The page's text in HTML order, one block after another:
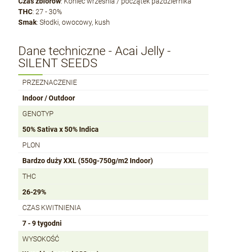
THC: 27 - 30%
Smak: Słodki, owocowy, kush
Dane techniczne - Acai Jelly -
SILENT SEEDS
PRZEZNACZENIE
Indoor / Outdoor
GENOTYP
50% Sativa x 50% Indica
PLON
Bardzo duży XXL (550g-750g/m2 Indoor)
THC
26-29%
CZAS KWITNIENIA
7 - 9 tygodni
WYSOKOŚĆ